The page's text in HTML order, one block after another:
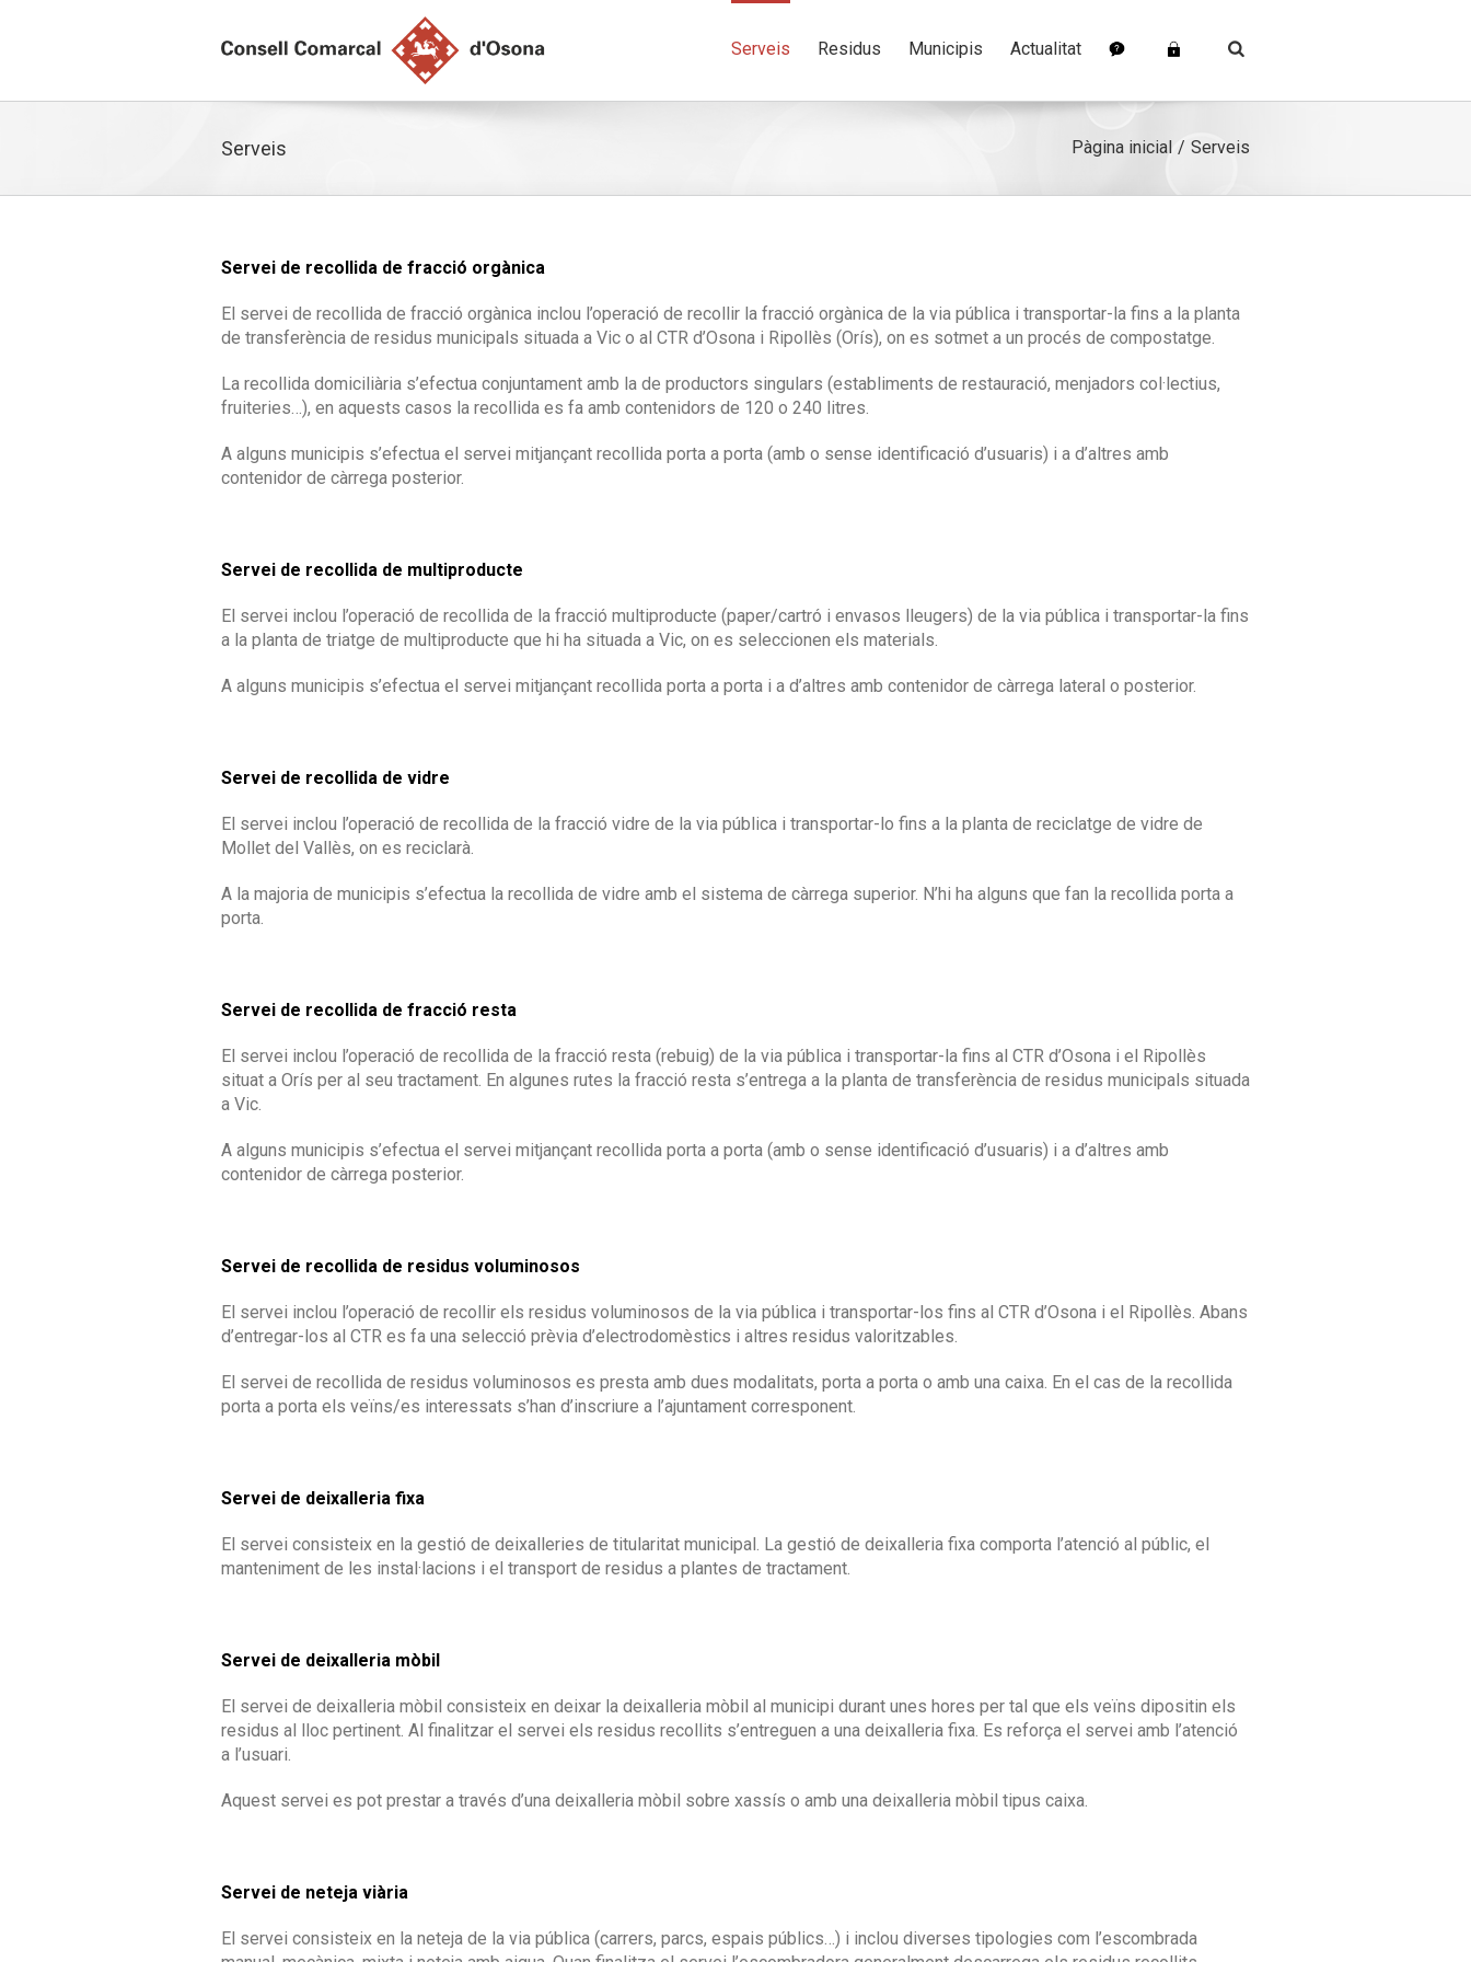
Serveis Residus Municipis Actualitat
Serveis Pàgina inicial Serveis
Servei de recollida de fracció orgànica
El servei de recollida de fracció orgànica inclou l’operació de recollir la fracció orgànica de la via pública i transportar-la fins a la planta
de transferència de residus municipals situada a Vic o al CTR d’Osona i Ripollès (Orís), on es sotmet a un procés de compostatge.
La recollida domiciliària s’efectua conjuntament amb la de productors singulars (establiments de restauració, menjadors col·lectius,
fruiteries…), en aquests casos la recollida es fa amb contenidors de 120 o 240 litres.
A alguns municipis s’efectua el servei mitjançant recollida porta a porta (amb o sense identificació d’usuaris) i a d’altres amb
contenidor de càrrega posterior.
Servei de recollida de multiproducte
El servei inclou l’operació de recollida de la fracció multiproducte (paper/cartró i envasos lleugers) de la via pública i transportar-la fins
a la planta de triatge de multiproducte que hi ha situada a Vic, on es seleccionen els materials.
A alguns municipis s’efectua el servei mitjançant recollida porta a porta i a d’altres amb contenidor de càrrega lateral o posterior.
Servei de recollida de vidre
El servei inclou l’operació de recollida de la fracció vidre de la via pública i transportar-lo fins a la planta de reciclatge de vidre de
Mollet del Vallès, on es reciclarà.
A la majoria de municipis s’efectua la recollida de vidre amb el sistema de càrrega superior. N’hi ha alguns que fan la recollida porta a
porta.
Servei de recollida de fracció resta
El servei inclou l’operació de recollida de la fracció resta (rebuig) de la via pública i transportar-la fins al CTR d’Osona i el Ripollès
situat a Orís per al seu tractament. En algunes rutes la fracció resta s’entrega a la planta de transferència de residus municipals situada
a Vic.
A alguns municipis s’efectua el servei mitjançant recollida porta a porta (amb o sense identificació d’usuaris) i a d’altres amb
contenidor de càrrega posterior.
Servei de recollida de residus voluminosos
El servei inclou l’operació de recollir els residus voluminosos de la via pública i transportar-los fins al CTR d’Osona i el Ripollès. Abans
d’entregar-los al CTR es fa una selecció prèvia d’electrodomèstics i altres residus valoritzables.
El servei de recollida de residus voluminosos es presta amb dues modalitats, porta a porta o amb una caixa. En el cas de la recollida
porta a porta els veïns/es interessats s’han d’inscriure a l’ajuntament corresponent.
Servei de deixalleria fixa
El servei consisteix en la gestió de deixalleries de titularitat municipal. La gestió de deixalleria fixa comporta l’atenció al públic, el
manteniment de les instal·lacions i el transport de residus a plantes de tractament.
Servei de deixalleria mòbil
El servei de deixalleria mòbil consisteix en deixar la deixalleria mòbil al municipi durant unes hores per tal que els veïns dipositin els
residus al lloc pertinent. Al finalitzar el servei els residus recollits s’entreguen a una deixalleria fixa. Es reforça el servei amb l’atenció
a l’usuari.
Aquest servei es pot prestar a través d’una deixalleria mòbil sobre xassís o amb una deixalleria mòbil tipus caixa.
Servei de neteja viària
El servei consisteix en la neteja de la via pública (carrers, parcs, espais públics…) i inclou diverses tipologies com l’escombrada